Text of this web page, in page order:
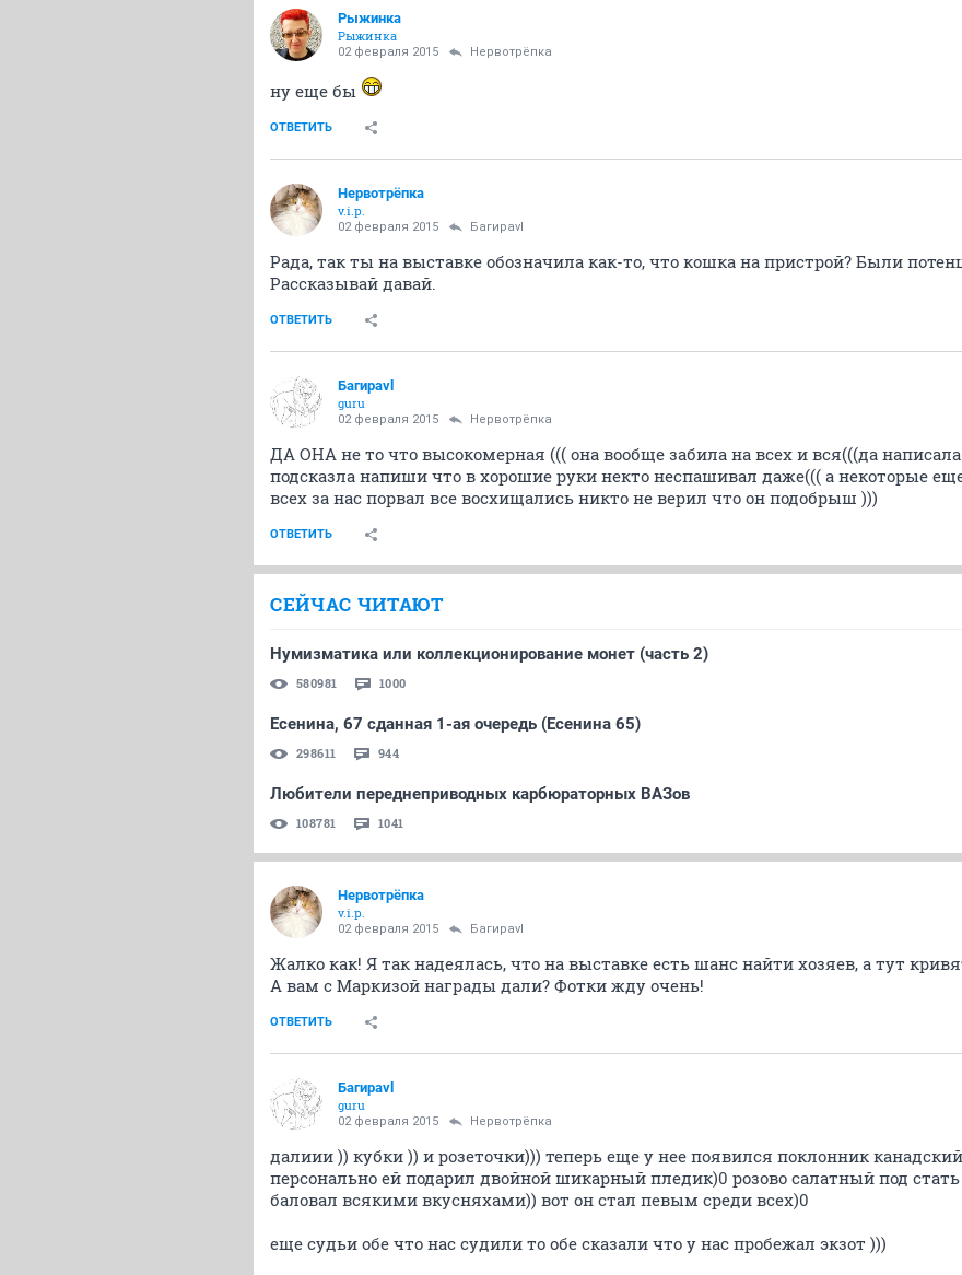
Рыжинка
Рыжинка
02 февраля 2015 Нервотрёпка
ну еще бы
ОТВЕТИТЬ
Нервотрёпка
v.i.p.
02 февраля 2015 Багираvl
Рада, так ты на выставке обозначила как-то, что кошка на пристрой? Были
Рассказывай давай.
ОТВЕТИТЬ
Багираvl
guru
02 февраля 2015 Нервотрёпка
ДА ОНА не то что высокомерная ((( она вообще забила на всех и вся(((да
подсказла напиши что в хорошие руки некто неспашивал даже((( а некоторые
всех за нас порвал все восхищались никто не верил что он подобрыш )))
ОТВЕТИТЬ
СЕЙЧАС ЧИТАЮТ
Нумизматика или коллекционирование монет (часть 2)
580981 1000
Есенина, 67 сданная 1-ая очередь (Есенина 65)
298611 944
Любители переднеприводных карбюраторных ВАЗов
108781 1041
Нервотрёпка
v.i.p.
02 февраля 2015 Багираvl
Жалко как! Я так надеялась, что на выставке есть шанс найти хозяев, а тут
А вам с Маркизой награды дали? Фотки жду очень!
ОТВЕТИТЬ
Багираvl
guru
02 февраля 2015 Нервотрёпка
далиии )) кубки )) и розеточки))) теперь еще у нее появился поклонник
персонально ей подарил двойной шикарный пледик)0 розово салатный под
баловал всякими вкусняхами)) вот он стал певым среди всех)0
еще судьи обе что нас судили то обе сказали что у нас пробежал экзот )))